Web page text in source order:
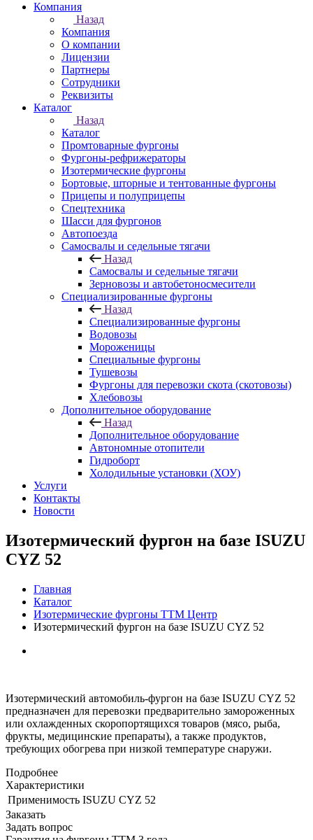
Компания
Назад
Компания
О компании
Лицензии
Партнеры
Сотрудники
Реквизиты
Каталог
Назад
Каталог
Промтоварные фургоны
Фургоны-рефрижераторы
Изотермические фургоны
Бортовые, шторные и тентованные фургоны
Прицепы и полуприцепы
Спецтехника
Шасси для фургонов
Автопоезда
Самосвалы и седельные тягачи
Назад
Самосвалы и седельные тягачи
Зерновозы и автобетоносмесители
Специализированные фургоны
Назад
Специализированные фургоны
Водовозы
Мороженицы
Специальные фургоны
Тушевозы
Фургоны для перевозки скота (скотовозы)
Хлебовозы
Дополнительное оборудование
Назад
Дополнительное оборудование
Автономные отопители
Гидроборт
Холодильные установки (ХОУ)
Услуги
Контакты
Новости
Изотермический фургон на базе ISUZU
CYZ 52
Главная
Каталог
Изотермические фургоны ТТМ Центр
Изотермический фургон на базе ISUZU CYZ 52
Изотермический автомобиль-фургон на базе ISUZU CYZ 52
предназначен для перевозки предварительно замороженных
или охлажденных скоропортящихся товаров (мясо, рыба,
фрукты, медицинские препараты), а также продуктов,
требующих обогрева при низкой температуре снаружи.
Подробнее
Характеристики
Применимость ISUZU CYZ 52
Заказать
Задать вопрос